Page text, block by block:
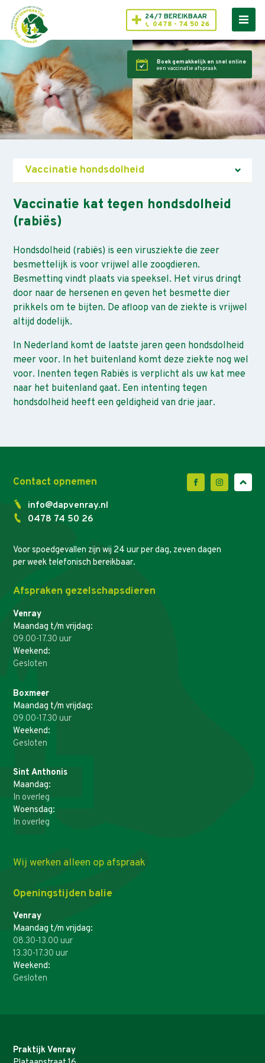
24/7 BEREIKBAAR
0478 - 74 50 26
Boek gemakkelijk en snel online
een vaccinatie afspraak
Vaccinatie hondsdolheid
Vaccinatie kat tegen hondsdolheid
(rabiës)
Hondsdolheid (rabiës) is een virusziekte die zeer
besmettelijk is voor vrijwel alle zoogdieren.
Besmetting vindt plaats via speeksel. Het virus dringt
door naar de hersenen en geven het besmette dier
prikkels om te bijten. De afloop van de ziekte is vrijwel
altijd dodelijk.
In Nederland komt de laatste jaren geen hondsdolheid
meer voor. In het buitenland komt deze ziekte nog wel
voor. Inenten tegen Rabiës is verplicht als uw kat mee
naar het buitenland gaat. Een intenting tegen
hondsdolheid heeft een geldigheid van drie jaar.
Contact opnemen
info@dapvenray.nl
0478 74 50 26
Voor spoedgevallen zijn wij 24 uur per dag, zeven dagen
per week telefonisch bereikbaar.
Afspraken gezelschapsdieren
Venray
Maandag t/m vrijdag:
09.00-17.30 uur
Weekend:
Gesloten
Boxmeer
Maandag t/m vrijdag:
09.00-17.30 uur
Weekend:
Gesloten
Sint Anthonis
Maandag:
In overleg
Woensdag:
In overleg
Wij werken alleen op afspraak
Openingstijden balie
Venray
Maandag t/m vrijdag:
08.30-13.00 uur
13.30-17.30 uur
Weekend:
Gesloten
Praktijk Venray